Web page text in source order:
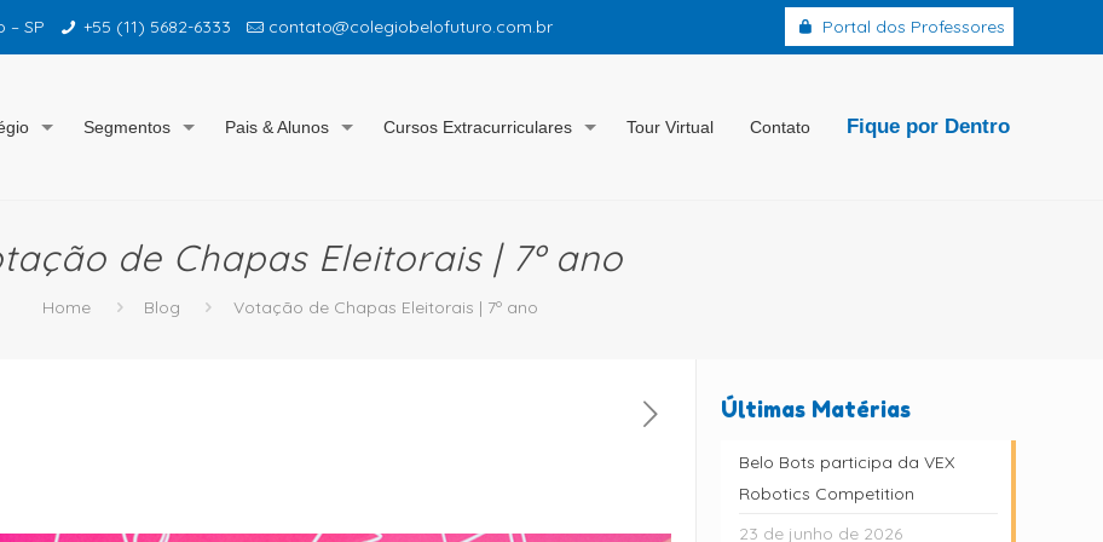
– SP +55 (11) 5682-6333 contato@colegiobelofuturo.com.br Portal dos Professores
Segmentos Pais & Alunos Cursos Extracurriculares Tour Virtual Contato Fique por Dentro
de Chapas Eleitorais | 7º ano
Home Blog Votação de Chapas Eleitorais | 7º ano
Últimas Matérias
Belo Bots participa da VEX
Robotics Competition
23 de junho de 2026